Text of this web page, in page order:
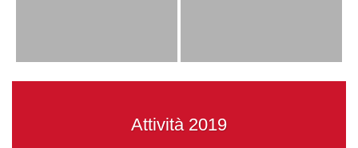
Attività 2019